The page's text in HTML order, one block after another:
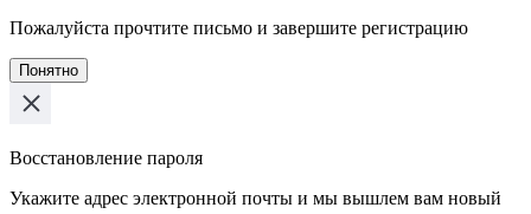
Пожалуйста прочтите письмо и завершите регистрацию
Понятно
Восстановление пароля
Укажите адрес электронной почты и мы вышлем вам новый